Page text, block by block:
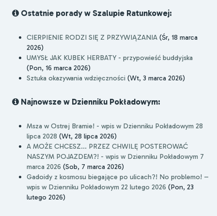
Ostatnie porady w Szalupie Ratunkowej:
CIERPIENIE RODZI SIĘ Z PRZYWIĄZANIA (Śr, 18 marca
2026)
UMYSŁ JAK KUBEK HERBATY - przypowieść buddyjska
(Pon, 16 marca 2026)
Sztuka okazywania wdzięczności (Wt, 3 marca 2026)
Najnowsze w Dzienniku Pokładowym:
Msza w Ostrej Bramie! - wpis w Dzienniku Pokładowym 28
lipca 2028 (Wt, 28 lipca 2026)
A MOŻE CHCESZ... PRZEZ CHWILĘ POSTEROWAĆ
NASZYM POJAZDEM?! - wpis w Dzienniku Pokładowym 7
marca 2026 (Sob, 7 marca 2026)
Gadoidy z kosmosu biegające po ulicach?! No problemo! –
wpis w Dzienniku Pokładowym 22 lutego 2026 (Pon, 23
lutego 2026)